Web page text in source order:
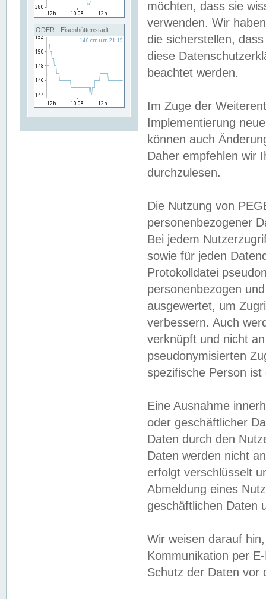
ODER - Eisenhüttenstadt
möchten, dass sie
verwenden. Wir
die sicherstellen,
diese
beachtet werden.
Im Zuge der
Implementierung
können auch
Daher empfehlen wir
durchzulesen.
Die Nutzung von
personenbezogener
Bei jedem
sowie für jeden
Protokolldatei
personenbezogen
ausgewertet, um
verbessern. Auch
verknüpft und nicht
pseudonymisierten
spezifische Person
Eine Ausnahme
oder geschäftlicher
Daten durch den
Daten werden nicht
erfolgt verschlüsselt
Abmeldung eines
geschäftlichen Daten
Wir weisen darauf
Kommunikation per
Schutz der Daten vor